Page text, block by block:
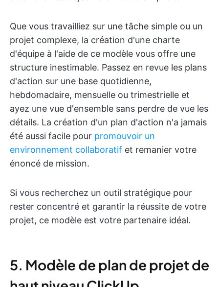
Que vous travailliez sur une tâche simple ou un
projet complexe, la création d'une charte
d'équipe à l'aide de ce modèle vous offre une
structure inestimable. Passez en revue les plans
d'action sur une base quotidienne,
hebdomadaire, mensuelle ou trimestrielle et
ayez une vue d'ensemble sans perdre de vue les
détails. La création d'un plan d'action n'a jamais
été aussi facile pour promouvoir un
environnement collaboratif et remanier votre
énoncé de mission.
Si vous recherchez un outil stratégique pour
rester concentré et garantir la réussite de votre
projet, ce modèle est votre partenaire idéal.
5. Modèle de plan de projet de